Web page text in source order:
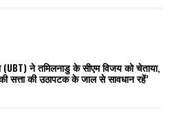
(UBT) ने तमिलनाडु के सीएम विजय को चेताया,
की सत्ता की उठापटक के जाल से सावधान रहें’